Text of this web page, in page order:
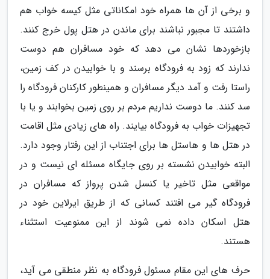
و برخی از آن ها همراه خود امکاناتی مثل کیسه خواب هم
داشتند تا مجبور نباشند برای ماندن در هتل پول خرج کنند.
بازخوردها نشان می دهد که خود مسافران هم دوست
ندارند که زود به فرودگاه برسند و با خوابیدن در کف زمین،
راستا رفت و آمد دیگر مسافران و همینطور کارکنان فرودگاه را
سد کنند. ما دوست نداریم مردم بر روی زمین بخوابند و یا با
تجهیزات خواب به فرودگاه بیایند. راه های زیادی مثل اقامت
در هتل ها و هاستل ها برای اجتناب از این رفتار وجود دارد.
البته خوابیدن نشسته بر روی جایگاه مسئله ای نیست و در
مواقعی مثل تاخیر یا کنسل شدن پرواز که مسافران در
فرودگاه گیر می افتند کسانی که از طریق ایرلاین خود در
هتل اسکان داده نمی شوند از این ممنوعیت استثناء
هستند.
حرف های این مقام مسئول فرودگاه به نظر منطقی می آید،